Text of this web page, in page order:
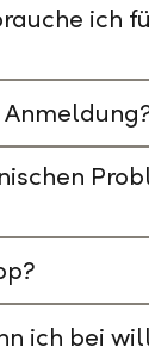
ich
ich bei